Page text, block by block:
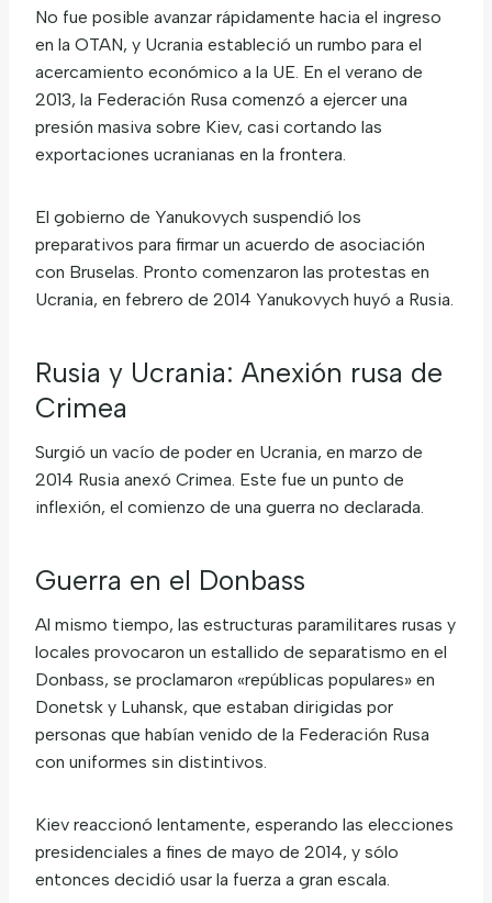
No fue posible avanzar rápidamente hacia el ingreso
en la OTAN, y Ucrania estableció un rumbo para el
acercamiento económico a la UE. En el verano de
2013, la Federación Rusa comenzó a ejercer una
presión masiva sobre Kiev, casi cortando las
exportaciones ucranianas en la frontera.
El gobierno de Yanukovych suspendió los
preparativos para firmar un acuerdo de asociación
con Bruselas. Pronto comenzaron las protestas en
Ucrania, en febrero de 2014 Yanukovych huyó a Rusia.
Rusia y Ucrania: Anexión rusa de
Crimea
Surgió un vacío de poder en Ucrania, en marzo de
2014 Rusia anexó Crimea. Este fue un punto de
inflexión, el comienzo de una guerra no declarada.
Guerra en el Donbass
Al mismo tiempo, las estructuras paramilitares rusas y
locales provocaron un estallido de separatismo en el
Donbass, se proclamaron «repúblicas populares» en
Donetsk y Luhansk, que estaban dirigidas por
personas que habían venido de la Federación Rusa
con uniformes sin distintivos.
Kiev reaccionó lentamente, esperando las elecciones
presidenciales a fines de mayo de 2014, y sólo
entonces decidió usar la fuerza a gran escala.